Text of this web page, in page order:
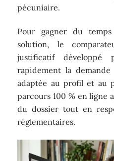
pécuniaire.
Pour gagner du
solution, le
justificatif développé
rapidement la
adaptée au profil et au
parcours 100 % en ligne
du dossier tout en
réglementaires.